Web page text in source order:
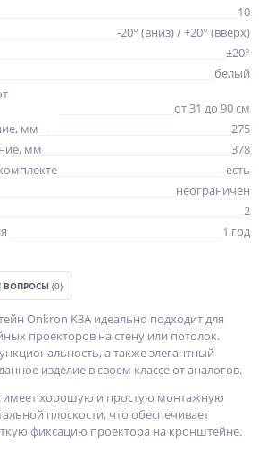
10
-20° (вниз) / +20° (вверх)
±20°
белый
от 31 до 90 см
мм
275
мм
378
есть
неограничен
2
1 год
ВОПРОСЫ (0)
Onkron K3A идеально подходит для
проекторов на стену или потолок.
а также элегантный
изделие в своем классе от аналогов.
имеет хорошую и простую монтажную
плоскости, что обеспечивает
фиксацию проектора на кронштейне.